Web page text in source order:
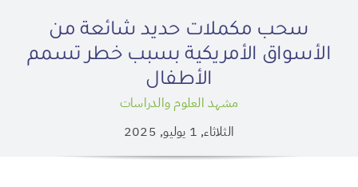
سحب مكملات حديد شائعة من
الأسواق الأمريكية بسبب خطر تسمم
الأطفال
مشهد العلوم والدراسات
الثلاثاء, 1 يوليو, 2025